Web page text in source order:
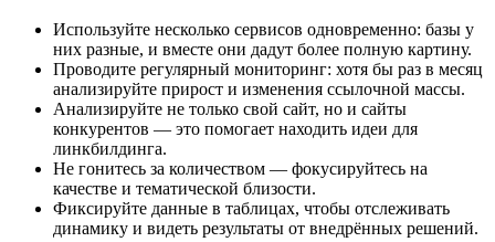
Используйте несколько сервисов одновременно: базы у
них разные, и вместе они дадут более полную картину.
Проводите регулярный мониторинг: хотя бы раз в месяц
анализируйте прирост и изменения ссылочной массы.
Анализируйте не только свой сайт, но и сайты
конкурентов — это помогает находить идеи для
линкбилдинга.
Не гонитесь за количеством — фокусируйтесь на
качестве и тематической близости.
Фиксируйте данные в таблицах, чтобы отслеживать
динамику и видеть результаты от внедрённых решений.